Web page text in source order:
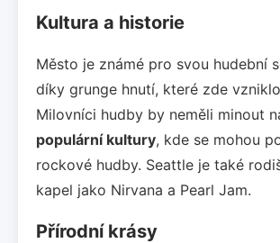
Kultura a historie
Město je známé pro svou hudební
díky grunge hnutí, které zde
Milovníci hudby by neměli minout
populární kultury, kde se mohou
rockové hudby. Seattle je také
kapel jako Nirvana a Pearl Jam.
Přírodní krásy